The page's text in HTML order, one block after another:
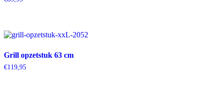
Grill opzetstuk 63 cm
€119,95